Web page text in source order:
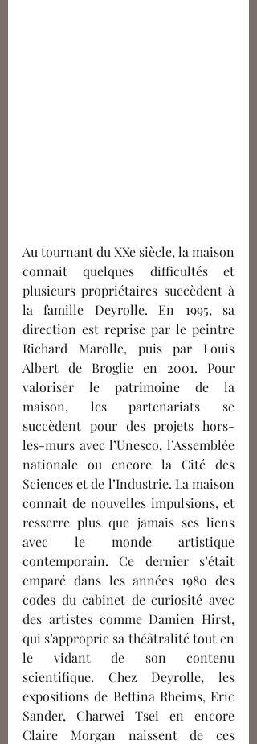
Au tournant du XXe siècle, la maison
connait quelques difficultés et
plusieurs propriétaires succèdent à
la famille Deyrolle. En 1995, sa
direction est reprise par le peintre
Richard Marolle, puis par Louis
Albert de Broglie en 2001. Pour
valoriser le patrimoine de la
maison, les partenariats se
succèdent pour des projets hors-
les-murs avec l’Unesco, l’Assemblée
nationale ou encore la Cité des
Sciences et de l’Industrie. La maison
connait de nouvelles impulsions, et
resserre plus que jamais ses liens
avec le monde artistique
contemporain. Ce dernier s’était
emparé dans les années 1980 des
codes du cabinet de curiosité avec
des artistes comme Damien Hirst,
qui s’approprie sa théâtralité tout en
le vidant de son contenu
scientifique. Chez Deyrolle, les
expositions de Bettina Rheims, Eric
Sander, Charwei Tsei en encore
Claire Morgan naissent de ces